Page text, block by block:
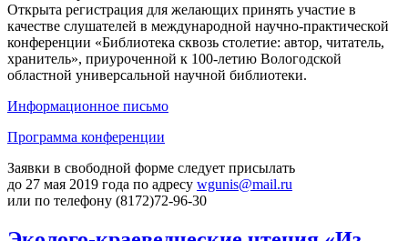
Открыта регистрация для желающих принять участие в
качестве слушателей в международной научно-практической
конференции «Библиотека сквозь столетие: автор, читатель,
хранитель», приуроченной к 100-летию Вологодской
областной универсальной научной библиотеки.
Информационное письмо
Программа конференции
Заявки в свободной форме следует присылать
до 27 мая 2019 года по адресу wgunis@mail.ru
или по телефону (8172)72-96-30